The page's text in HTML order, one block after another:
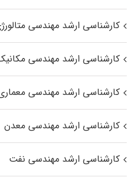
کارشناسی ارشد مهندسی
کارشناسی ارشد مهندسی
کارشناسی ارشد مهندسی
کارشناسی ارشد مهندسی معدن
کارشناسی ارشد مهندسی نفت